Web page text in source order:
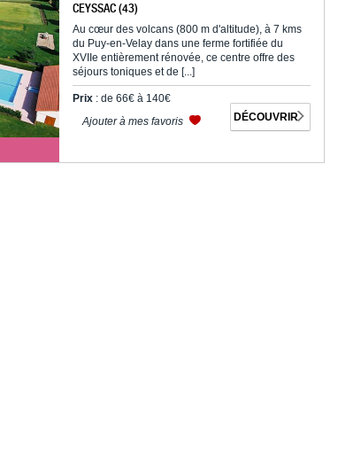
CEYSSAC (43)
Au cœur des volcans (800 m d'altitude), à 7 kms
du Puy-en-Velay dans une ferme fortifiée du
XVIIe entièrement rénovée, ce centre offre des
séjours toniques et de [...]
Prix: de 66€ à 140€
Ajouter à mes favoris
DÉCOUVRIR